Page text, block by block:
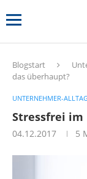
Blogstart
das überhaupt?
UNTERNEHMER-
Stressfrei im
04.12.2017 5